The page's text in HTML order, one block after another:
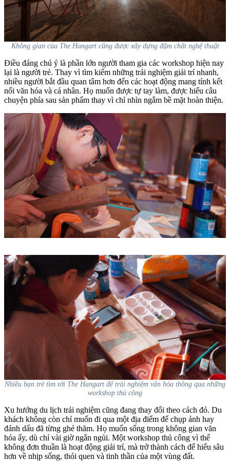
Không gian của The Hangart cũng được xây dựng đậm chất nghệ thuật
Điều đáng chú ý là phần lớn người tham gia các workshop hiện nay
lại là người trẻ. Thay vì tìm kiếm những trải nghiệm giải trí nhanh,
nhiều người bắt đầu quan tâm hơn đến các hoạt động mang tính kết
nối văn hóa và cá nhân. Họ muốn được tự tay làm, được hiểu câu
chuyện phía sau sản phẩm thay vì chỉ nhìn ngắm bề mặt hoàn thiện.
Nhiều bạn trẻ tìm tới The Hangart để trải nghiệm văn hóa thông qua những
workshop thủ công
Xu hướng du lịch trải nghiệm cũng đang thay đổi theo cách đó. Du
khách không còn chỉ muốn đi qua một địa điểm để chụp ảnh hay
đánh dấu đã từng ghé thăm. Họ muốn sống trong không gian văn
hóa ấy, dù chỉ vài giờ ngắn ngủi. Một workshop thủ công vì thế
không đơn thuần là hoạt động giải trí, mà trở thành cách để hiểu sâu
hơn về nhịp sống, thói quen và tinh thần của một vùng đất.